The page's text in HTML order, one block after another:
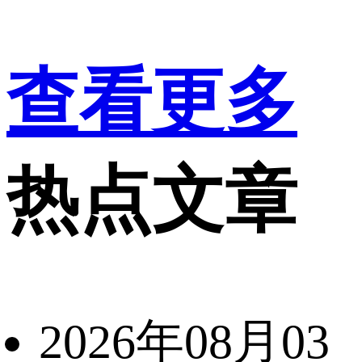
查看更多
热点文章
2026年08月03